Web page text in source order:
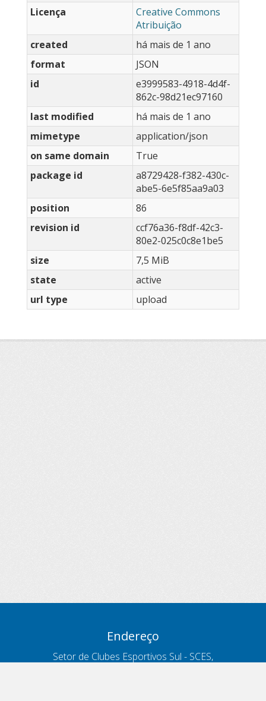
Licença
Creative Commons
Atribuição
created
há mais de 1 ano
format
JSON
id
e3999583-4918-4d4f-
862c-98d21ec97160
last modified
há mais de 1 ano
mimetype
application/json
on same domain
True
package id
a8729428-f382-430c-
abe5-6e5f85aa9a03
position
86
revision id
ccf76a36-f8df-42c3-
80e2-025c0c8e1be5
size
7,5 MiB
state
active
url type
upload
Endereço
Setor de Clubes Esportivos Sul - SCES,